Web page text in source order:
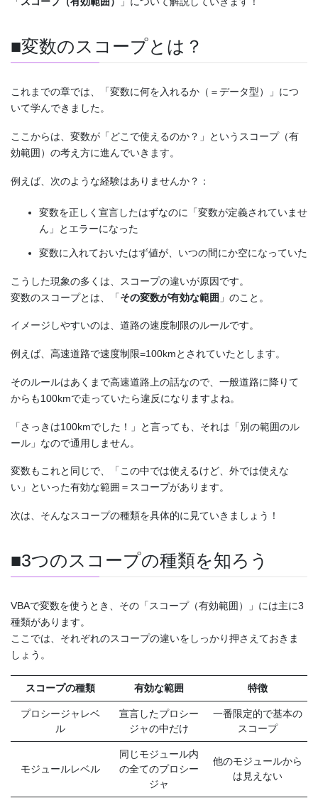
■変数のスコープとは？
これまでの章では、「変数に何を入れるか（＝データ型）」につ
いて学んできました。
ここからは、変数が「どこで使えるのか？」というスコープ（有
効範囲）の考え方に進んでいきます。
例えば、次のような経験はありませんか？：
変数を正しく宣言したはずなのに「変数が定義されていませ
ん」とエラーになった
変数に入れておいたはず値が、いつの間にか空になっていた
こうした現象の多くは、スコープの違いが原因です。
変数のスコープとは、「その変数が有効な範囲 」のこと。
イメージしやすいのは、道路の速度制限のルールです。
例えば、高速道路で速度制限=100kmとされていたとします。
そのルールはあくまで高速道路上の話なので、一般道路に降りて
からも100kmで走っていたら違反になりますよね。
「さっきは100kmでした！」と言っても、それは「別の範囲のル
ール」なので通用しません。
変数もこれと同じで、「この中では使えるけど、外では使えな
い」といった有効な範囲＝スコープがあります。
次は、そんなスコープの種類を具体的に見ていきましょう！
■3つのスコープの種類を知ろう
VBAで変数を使うとき、その「スコープ（有効範囲）」には主に3
種類があります。
ここでは、それぞれのスコープの違いをしっかり押さえておきま
しょう。
スコープの種類 有効な範囲 特徴
プロシージャレベ
ル
宣言したプロシー
ジャの中だけ
一番限定的で基本の
スコープ
モジュールレベル
同じモジュール内
の全てのプロシー
ジャ
他のモジュールから
は見えない